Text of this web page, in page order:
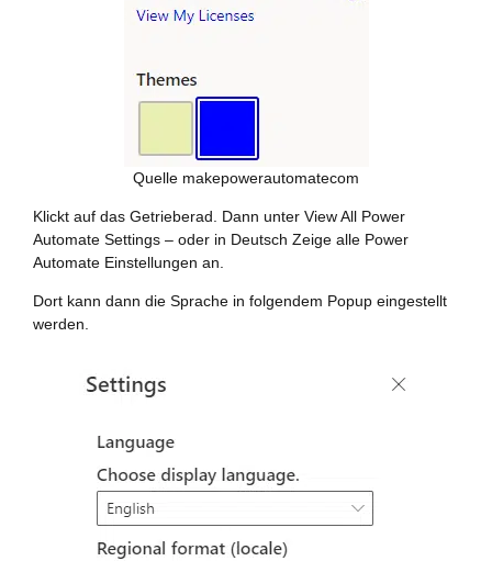
Quelle makepowerautomatecom
Klickt auf das Getrieberad. Dann unter View All Power
Automate Settings – oder in Deutsch Zeige alle Power
Automate Einstellungen an.
Dort kann dann die Sprache in folgendem Popup eingestellt
werden.